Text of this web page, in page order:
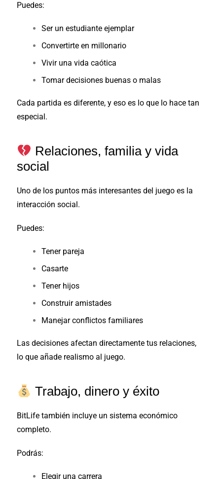
Puedes:
Ser un estudiante ejemplar
Convertirte en millonario
Vivir una vida caótica
Tomar decisiones buenas o malas
Cada partida es diferente, y eso es lo que lo hace tan
especial.
Relaciones, familia y vida
social
Uno de los puntos más interesantes del juego es la
interacción social.
Puedes:
Tener pareja
Casarte
Tener hijos
Construir amistades
Manejar conflictos familiares
Las decisiones afectan directamente tus relaciones,
lo que añade realismo al juego.
Trabajo, dinero y éxito
BitLife también incluye un sistema económico
completo.
Podrás:
Elegir una carrera